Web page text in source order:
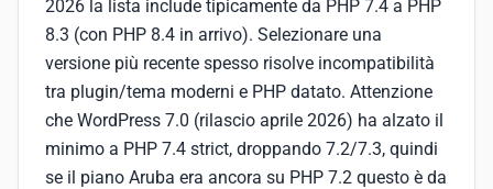
2026 la lista include tipicamente da PHP 7.4 a PHP
8.3 (con PHP 8.4 in arrivo). Selezionare una
versione più recente spesso risolve incompatibilità
tra plugin/tema moderni e PHP datato. Attenzione
che WordPress 7.0 (rilascio aprile 2026) ha alzato il
minimo a PHP 7.4 strict, droppando 7.2/7.3, quindi
se il piano Aruba era ancora su PHP 7.2 questo è da